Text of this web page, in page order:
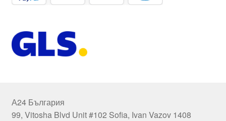
А24 България
99, Vitosha Blvd Unit #102 Sofia, Ivan Vazov 1408